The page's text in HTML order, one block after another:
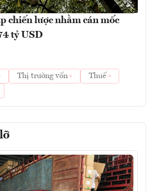
chiến lược nhằm cán mốc
tỷ USD
Thị trường vốn
Thuế